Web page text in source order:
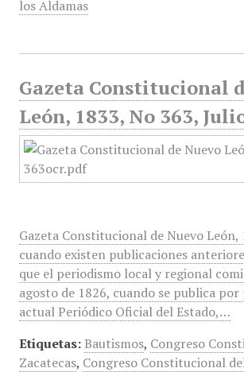
los Aldamas
Gazeta Constitucional
León, 1833, No 363,
Gazeta Constitucional de Nuevo León,
cuando existen publicaciones
que el periodismo local y regional
agosto de 1826, cuando se publica
actual Periódico Oficial del Estado,…
Etiquetas: Bautismos, Congreso
Zacatecas, Congreso Constitucional